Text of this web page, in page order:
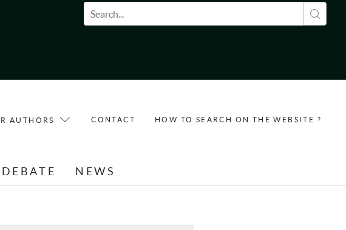
Search form
AUTHORS CONTACT HOW TO SEARCH ON THE WEBSITE ?
DEBATE NEWS